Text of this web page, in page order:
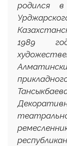
родился
1989